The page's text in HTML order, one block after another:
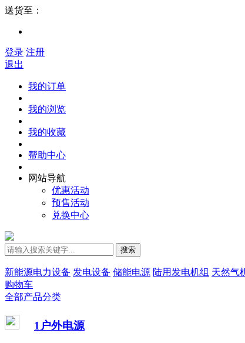
送货至：
登录 注册
退出
我的订单
我的浏览
我的收藏
帮助中心
网站导航
优惠活动
预售活动
兑换中心
搜索
新能源电力设备 发电设备 储能电源 陆用发电机组 天然气
购物车
全部产品分类
1户外电源